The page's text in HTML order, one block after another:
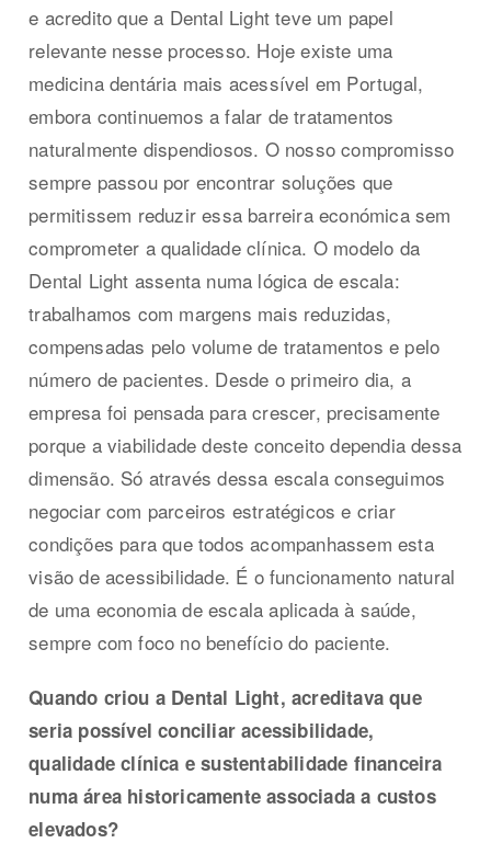
e acredito que a Dental Light teve um papel
relevante nesse processo. Hoje existe uma
medicina dentária mais acessível em Portugal,
embora continuemos a falar de tratamentos
naturalmente dispendiosos. O nosso compromisso
sempre passou por encontrar soluções que
permitissem reduzir essa barreira económica sem
comprometer a qualidade clínica. O modelo da
Dental Light assenta numa lógica de escala:
trabalhamos com margens mais reduzidas,
compensadas pelo volume de tratamentos e pelo
número de pacientes. Desde o primeiro dia, a
empresa foi pensada para crescer, precisamente
porque a viabilidade deste conceito dependia dessa
dimensão. Só através dessa escala conseguimos
negociar com parceiros estratégicos e criar
condições para que todos acompanhassem esta
visão de acessibilidade. É o funcionamento natural
de uma economia de escala aplicada à saúde,
sempre com foco no benefício do paciente.
Quando criou a Dental Light, acreditava que
seria possível conciliar acessibilidade,
qualidade clínica e sustentabilidade financeira
numa área historicamente associada a custos
elevados?